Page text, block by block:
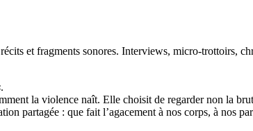
et fragments sonores. Interviews, micro-trottoirs,
.
la violence naît. Elle choisit de regarder non la
partagée : que fait l’agacement à nos corps, à nos